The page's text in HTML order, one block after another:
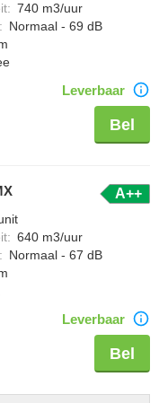
: 740 m3/uur
: Normaal - 69 dB
Leverbaar
Bel
A++
: 640 m3/uur
: Normaal - 67 dB
Leverbaar
Bel